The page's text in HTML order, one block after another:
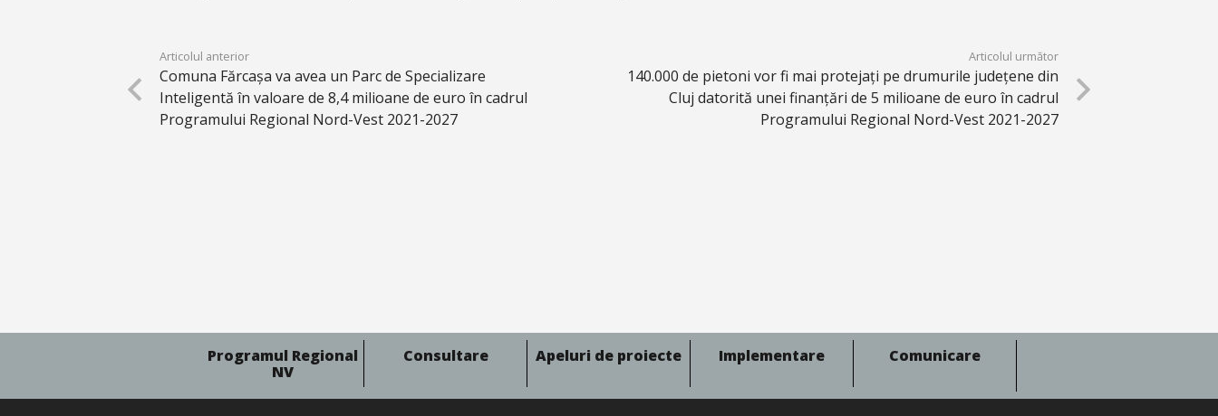
Articolul anterior
Comuna Fărcașa va avea un Parc de Specializare
Inteligentă în valoare de 8,4 milioane de euro în cadrul
Programului Regional Nord-Vest 2021-2027
Articolul următor
140.000 de pietoni vor fi mai protejați pe drumurile județene din
Cluj datorită unei finanțări de 5 milioane de euro în cadrul
Programului Regional Nord-Vest 2021-2027
Programul Regional
NV
Consultare Apeluri de proiecte Implementare Comunicare